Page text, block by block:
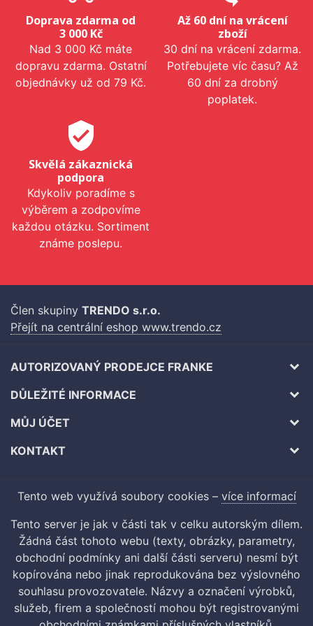
Doprava zdarma od
3 000 Kč
Nad 3 000 Kč máte
dopravu zdarma. Ostatní
objednávky už od 79 Kč.
Až 60 dní na vrácení
zboží
30 dní na vrácení zdarma.
Potřebujete víc času? Až
60 dní za drobný
poplatek.
verified_user
Skvělá zákaznická
podpora
Kdykoliv poradíme s
výběrem a zodpovíme
každou otázku. Sortiment
známe poslepu.
Člen skupiny TRENDO s.r.o.
Přejít na centrální eshop www.trendo.cz
AUTORIZOVANÝ PRODEJCE FRANKE
DŮLEŽITÉ INFORMACE
MŮJ ÚČET
KONTAKT
Tento web využívá soubory cookies – více informací
Tento server je jak v části tak v celku autorským dílem.
Žádná část tohoto webu (texty, obrázky, parametry,
obchodní podmínky ani další části serveru) nesmí být
kopírována nebo jinak reprodukována bez výslovného
souhlasu provozovatele. Názvy a označení výrobků,
služeb, firem a společností mohou být registrovanými